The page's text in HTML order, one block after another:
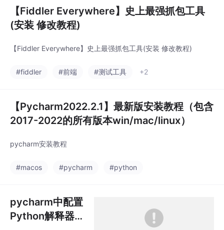
【Fiddler Everywhere】史上最强抓包工具
(安装 修改教程)
【Fiddler Everywhere】史上最强抓包工具(安装 修改教程)
#fiddler #前端 #测试工具 +2
【Pycharm2022.2.1】最新版安装教程（包含
2017-2022的所有版本win/mac/linux）
pycharm安装教程
#macos #pycharm #python
pycharm中配置
Python解释器